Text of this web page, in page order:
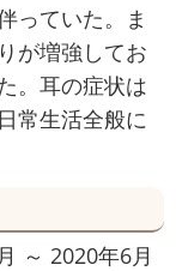
っていた。ま
が増強してお
。耳の症状は
常生活全般に
～ 2020年6月